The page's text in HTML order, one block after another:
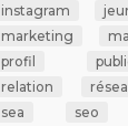
instagram
marketing
profil
relation
sea
seo